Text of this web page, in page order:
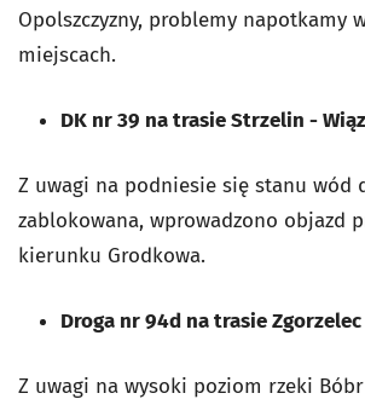
Opolszczyzny, problemy napotkamy
miejscach.
DK nr 39 na trasie Strzelin -
Z uwagi na podniesie się stanu wód
zablokowana, wprowadzono objazd
kierunku Grodkowa.
Droga nr 94d na trasie Zgorzelec
Z uwagi na wysoki poziom rzeki